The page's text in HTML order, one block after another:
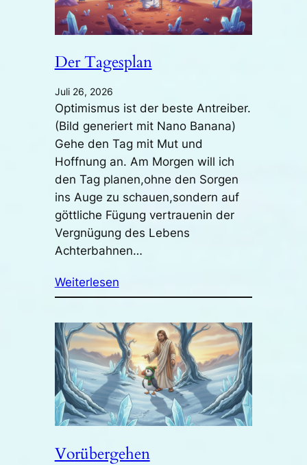
Der Tagesplan
Juli 26, 2026
Optimismus ist der beste Antreiber.
(Bild generiert mit Nano Banana)
Gehe den Tag mit Mut und
Hoffnung an. Am Morgen will ich
den Tag planen,ohne den Sorgen
ins Auge zu schauen,sondern auf
göttliche Fügung vertrauenin der
Vergnügung des Lebens
Achterbahnen…
Weiterlesen
Vorübergehen